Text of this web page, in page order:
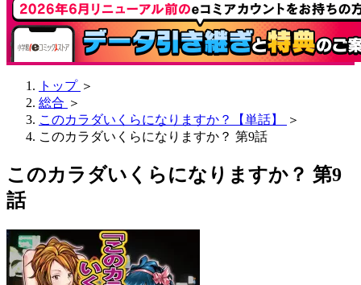
トップ ＞
総合 ＞
このカラダいくらになりますか？【単話】
＞
このカラダいくらになりますか？ 第9話
このカラダいくらになりますか？ 第9
話